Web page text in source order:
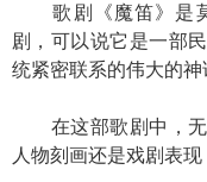
歌剧《魔笛》是莫
剧，可以说它是一部
统紧密联系的伟大的神
在这部歌剧中，无
人物刻画还是戏剧表